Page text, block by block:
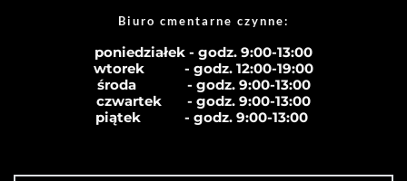
Biuro cmentarne czynne:
poniedziałek - godz. 9:00-13:00
wtorek           - godz. 12:00-19:00
środa              - godz. 9:00-13:00
czwartek       - godz. 9:00-13:00
piątek            - godz. 9:00-13:00